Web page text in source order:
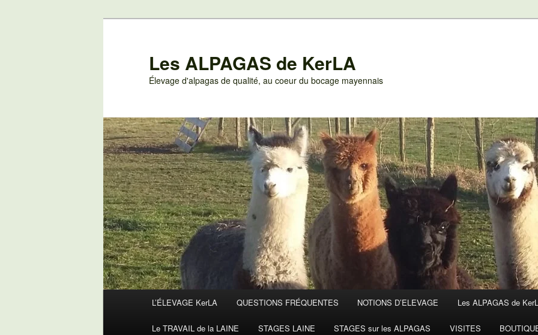
Les ALPAGAS de KerLA
Élevage d'alpagas de qualité, au coeur du bocage mayennais
L’ÉLEVAGE KerLA QUESTIONS FRÉQUENTES NOTIONS D’ELEVAGE Les ALPAGAS de
Le TRAVAIL de la LAINE STAGES LAINE STAGES sur les ALPAGAS VISITES